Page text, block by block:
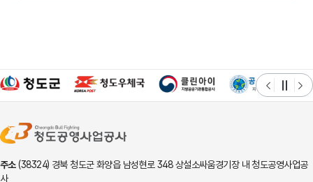
주소(38324) 경북 청도군 화양읍 남성현로 348 상설소싸움경기장 내 청도공영사업공
사